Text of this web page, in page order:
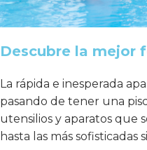
Descubre la mejor
La rápida e inesperada
pasando de tener una
utensilios y aparatos que
hasta las más sofisticadas